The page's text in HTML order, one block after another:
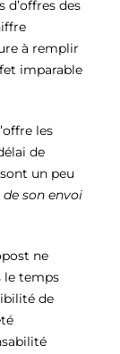
d’offres des
à remplir
imparable
les
de
un peu
son envoi
ne
le temps
de